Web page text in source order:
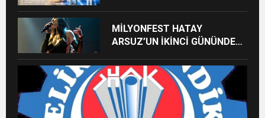
MİLYONFEST HATAY
ARSUZ’UN İKİNCİ GÜNÜNDE
ALACAK